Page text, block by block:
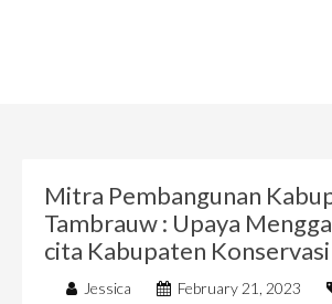
Mitra Pembangunan
Tambrauw : Upaya
cita Kabupaten Konservasi
Jessica February 21, 2023